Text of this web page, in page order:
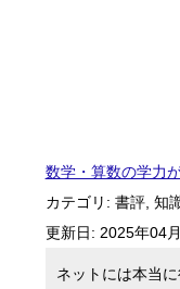
数学・算数の学力
カテゴリ: 書評, 知
更新日: 2025年04
ネットには本当